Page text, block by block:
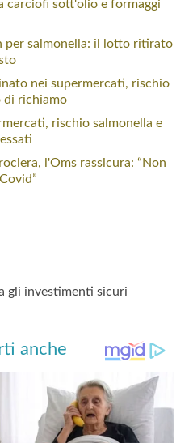
carciofi sott'olio e formaggi
per salmonella: il lotto ritirato
nei supermercati, rischio
di richiamo
rischio salmonella e
l'Oms rassicura: “Non
gli investimenti sicuri